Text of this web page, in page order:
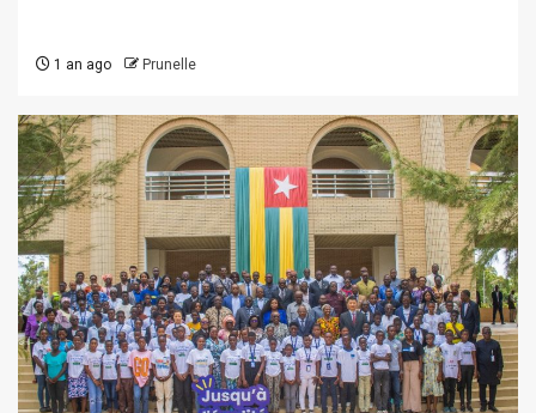
1 an ago Prunelle